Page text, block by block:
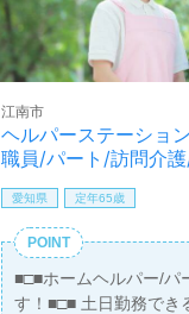
ヘルパーステーシ
職員/パート/訪問介
江南市
愛知県 定年65歳
POINT
■□■ホームヘルパー/パ
す！■□■ 土日勤務でき